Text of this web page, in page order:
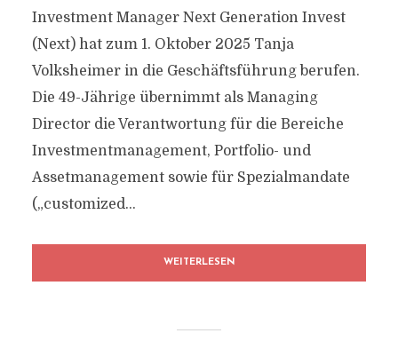
Investment Manager Next Generation Invest
(Next) hat zum 1. Oktober 2025 Tanja
Volksheimer in die Geschäftsführung berufen.
Die 49-Jährige übernimmt als Managing
Director die Verantwortung für die Bereiche
Investmentmanagement, Portfolio- und
Assetmanagement sowie für Spezialmandate
(„customized...
WEITERLESEN